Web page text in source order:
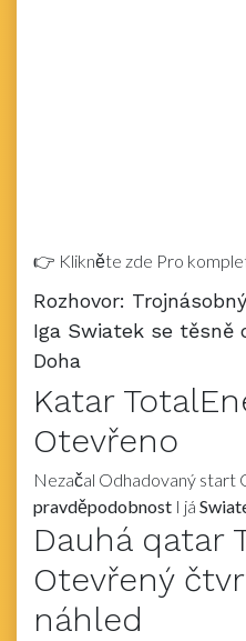
👉 Klikněte zde Pro
Rozhovor:
Iga Swiatek se těsně
Doha
Katar
Otevřeno
Nezačal Odhadovaný start
pravděpodobnost I já
Dauhá qatar
Otevřený
náhled